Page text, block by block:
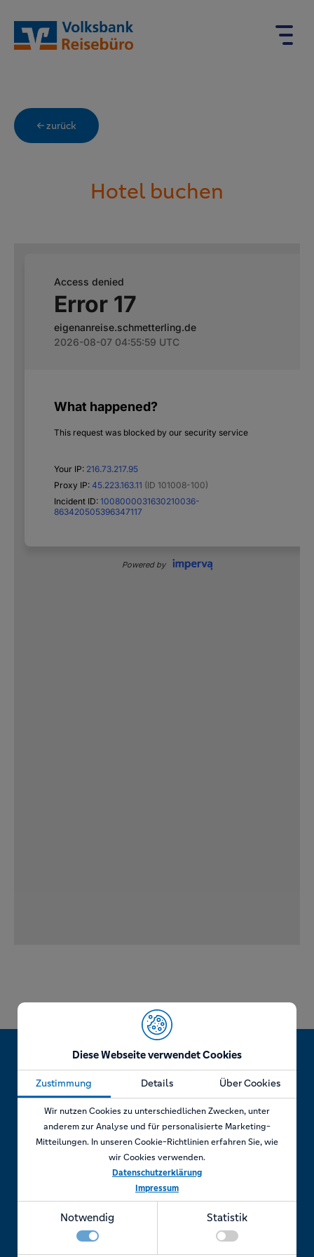
Diese Webseite verwendet Cookies
Zustimmung Details Über Cookies
Wir nutzen Cookies zu unterschiedlichen Zwecken, unter
anderem zur Analyse und für personalisierte Marketing-
Mitteilungen. In unseren Cookie-Richtlinien erfahren Sie, wie
wir Cookies verwenden.
Datenschutzerklärung
Impressum
Notwendig Statistik
← zurück
Hotel buchen
Jetzt Termin vereinbaren!
Telefonisch
+49 7841 69 11880